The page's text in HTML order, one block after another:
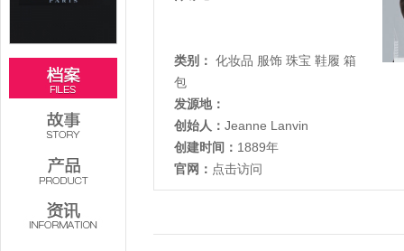
类别： 化妆品 服饰 珠宝 鞋履 箱
包
发源地：
创始人： Jeanne Lanvin
创建时间： 1889年
官网： 点击访问